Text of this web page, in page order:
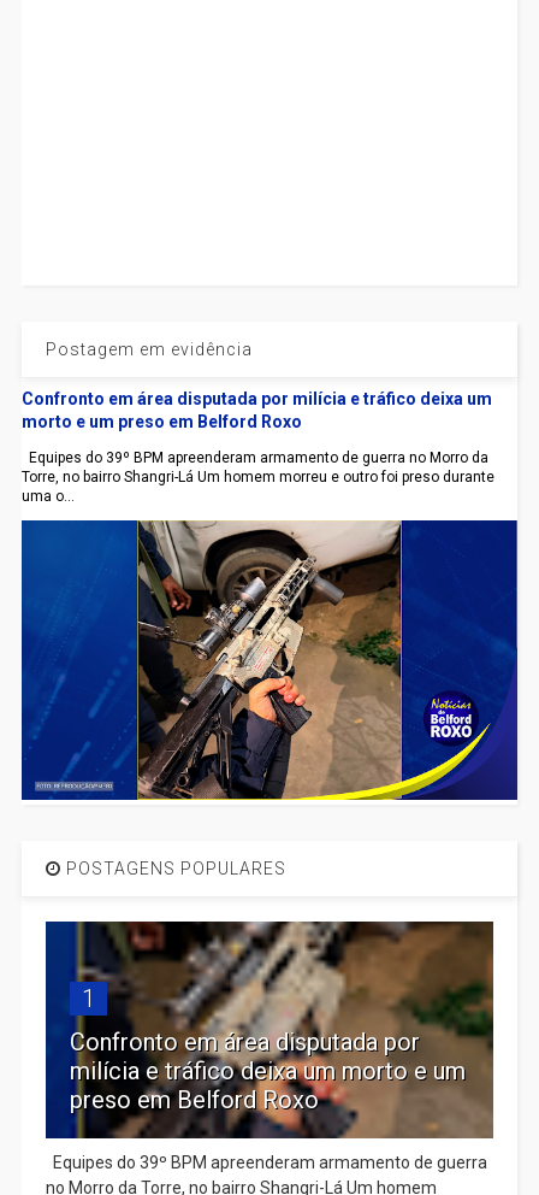
Postagem em evidência
Confronto em área disputada por milícia e tráfico deixa um
morto e um preso em Belford Roxo
Equipes do 39º BPM apreenderam armamento de guerra no Morro da
Torre, no bairro Shangri-Lá Um homem morreu e outro foi preso durante
uma o...
POSTAGENS POPULARES
1
Confronto em área disputada por
milícia e tráfico deixa um morto e um
preso em Belford Roxo
Equipes do 39º BPM apreenderam armamento de guerra
no Morro da Torre, no bairro Shangri-Lá Um homem